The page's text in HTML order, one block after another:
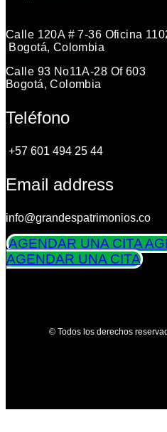
Calle 120A # 7-36 Oficina
Bogotá, Colombia
Calle 93 No11A-28 Of 603
Bogotá, Colombia
Teléfono
+57 601 494 25 44
Email address
info@grandespatrimonios.co
AGENDAR UNA CITA
AGENDAR UNA CITA
© Todos los derechos